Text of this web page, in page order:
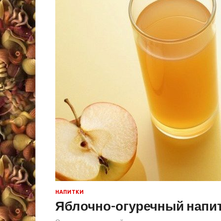
НАПИТКИ
Яблочно-огуречный